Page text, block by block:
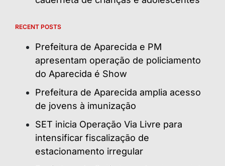
RECENT POSTS
Prefeitura de Aparecida e PM
apresentam operação de policiamento
do Aparecida é Show
Prefeitura de Aparecida amplia acesso
de jovens à imunização
SET inicia Operação Via Livre para
intensificar fiscalização de
estacionamento irregular